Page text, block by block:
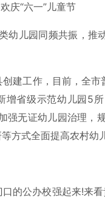
庆“六一”儿童节
儿园同频共振，推
建工作，目前，全市
省级示范幼儿园5
强无证幼儿园治理，
方式全面提高农村幼
的公办校强起来!来